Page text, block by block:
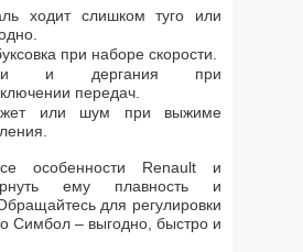
ходит слишком туго или
при наборе скорости.
и дергания при
передач.
или шум при выжиме
особенности Renault и
ему плавность и
для регулировки
Симбол – выгодно, быстро и